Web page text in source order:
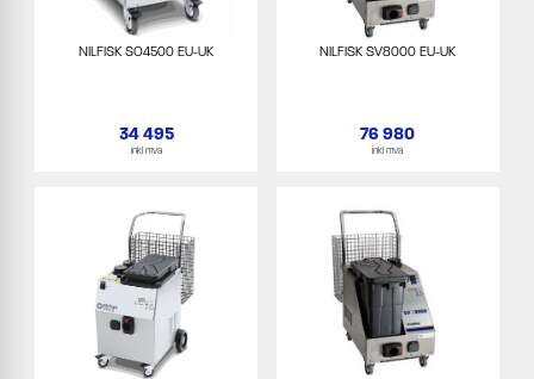
NILFISK SO4500 EU-UK
34 495
inkl mva
NILFISK SV8000 EU-UK
76 980
inkl mva